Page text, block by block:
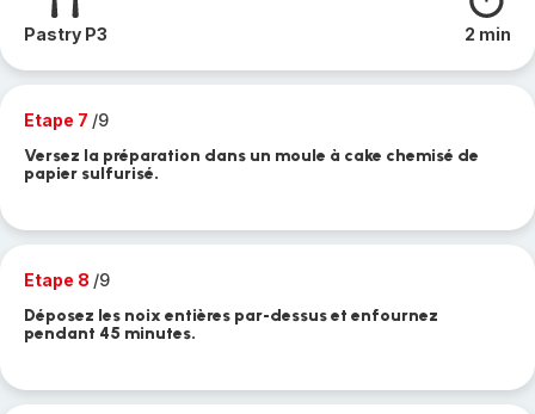
Pastry P3 2 min
Etape 7 /9
Versez la préparation dans un moule à cake chemisé de
papier sulfurisé.
Etape 8 /9
Déposez les noix entières par-dessus et enfournez
pendant 45 minutes.